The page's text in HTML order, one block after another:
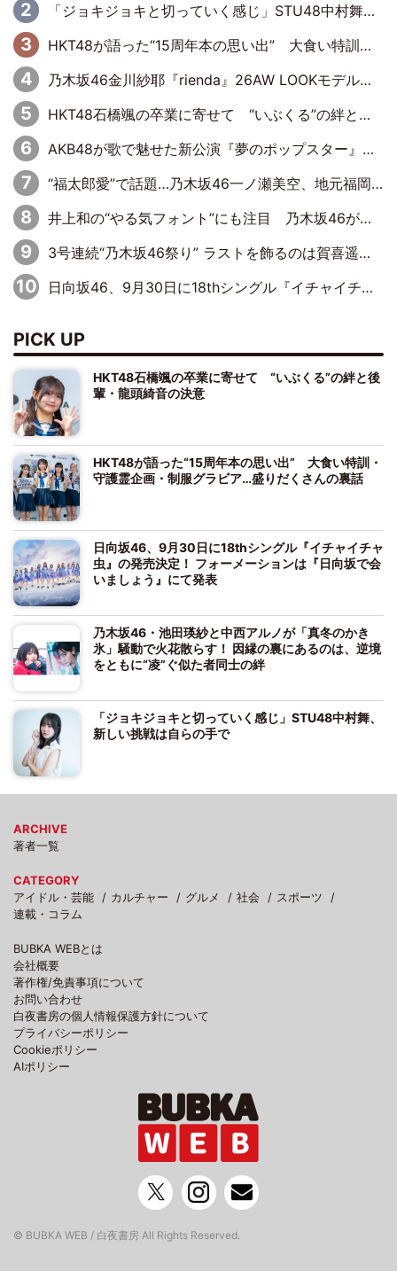
「ジョキジョキと切っていく感じ」STU48中村舞、新しい挑戦は自らの手で
HKT48が語った“15周年本の思い出” 大食い特訓・守護霊企画・制服グラビア…盛りだくさんの裏話
乃木坂46金川紗耶『rienda』26AW LOOKモデルに就任
HKT48石橋颯の卒業に寄せて “いぶくる”の絆と後輩・龍頭綺音の決意
AKB48が歌で魅せた新公演『夢のポップスター』 初日から全身全霊のステージ
“福太郎愛”で話題…乃木坂46一ノ瀬美空、地元福岡『めんべい25周年トップサポーター』に就任
井上和の“やる気フォント”にも注目 乃木坂46が挑んだ書道パフォーマンスの舞台裏
3号連続“乃木坂46祭り” ラストを飾るのは賀喜遥香…5年ぶりの登場に「5年分大人になった私を見ていただけたら」
日向坂46、9月30日に18thシングル『イチャイチャ虫』の発売決定！ フォーメーションは『日向坂で会いましょう』にて発表
PICK UP
HKT48石橋颯の卒業に寄せて “いぶくる”の絆と後
輩・龍頭綺音の決意
HKT48が語った“15周年本の思い出” 大食い特訓・
守護霊企画・制服グラビア…盛りだくさんの裏話
日向坂46、9月30日に18thシングル『イチャイチャ
虫』の発売決定！ フォーメーションは『日向坂で会
いましょう』にて発表
乃木坂46・池田瑛紗と中西アルノが「真冬のかき
氷」騒動で火花散らす！ 因縁の裏にあるのは、逆境
をともに“凌”ぐ似た者同士の絆
「ジョキジョキと切っていく感じ」STU48中村舞、
新しい挑戦は自らの手で
ARCHIVE
著者一覧
CATEGORY
アイドル・芸能
カルチャー グルメ 社会
スポーツ
連載・コラム
BUBKA WEBとは
会社概要
著作権/免責事項について
お問い合わせ
白夜書房の個人情報保護方針について
プライバシーポリシー
Cookieポリシー
AIポリシー
© BUBKA WEB / 白夜書房 All Rights Reserved.